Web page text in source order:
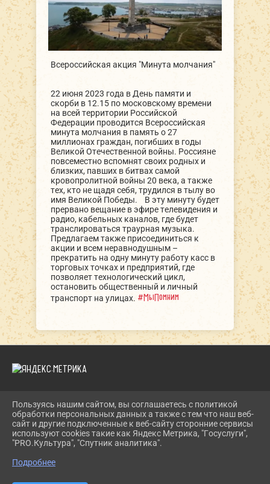
Всероссийская акция "Минута молчания"
22 июня 2023 года в День памяти и
скорби в 12.15 по московскому времени
на всей территории Российской
Федерации проводится Всероссийская
минута молчания в память о 27
миллионах граждан, погибших в годы
Великой Отечественной войны. Россияне
повсеместно вспомнят своих родных и
близких, павших в битвах самой
кровопролитной войны 20 века, а также
тех, кто не щадя себя, трудился в тылу во
имя Великой Победы. В эту минуту будет
прервано вещание в эфире телевидения и
радио, кабельных каналов, где будет
транслироваться траурная музыка.
Предлагаем также присоединиться к
акции и всем неравнодушным –
прекратить на одну минуту работу касс в
торговых точках и предприятий, где
позволяет технологический цикл,
остановить общественный и личный
транспорт на улицах. #МыПомним
2026 Г. DKIPATOVO.RU
ВХОД
КАРТА САЙТА
ПОЛИТИКА ОБРАБОТКИ ПЕРСОНАЛЬНЫХ ДАННЫХ
СДЕЛАНО НА KUBCMS
Пользуясь нашим сайтом, вы соглашаетесь с политикой
обработки персональных данных а также с тем что наш веб-
сайт и другие подключенные к веб-сайту сторонние сервисы
используют cookies такие как Яндекс Метрика, "Госуслуги",
"PRO.Культура", "Спутник аналитика".
Подробнее